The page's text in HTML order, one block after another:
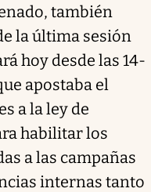
también
la última sesión
hoy desde las 14-
apostaba el
a la ley de
habilitar los
a las campañas
internas tanto